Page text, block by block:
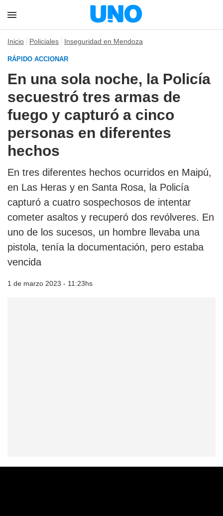
Inicio Policiales Inseguridad en Mendoza
RÁPIDO ACCIONAR
En una sola noche, la Policía
secuestró tres armas de
fuego y capturó a cinco
personas en diferentes
hechos
En tres diferentes hechos ocurridos en Maipú,
en Las Heras y en Santa Rosa, la Policía
capturó a cuatro sospechosos de intentar
cometer asaltos y recuperó dos revólveres. En
uno de los sucesos, un hombre llevaba una
pistola, tenía la documentación, pero estaba
vencida
1 de marzo 2023 - 11:23hs